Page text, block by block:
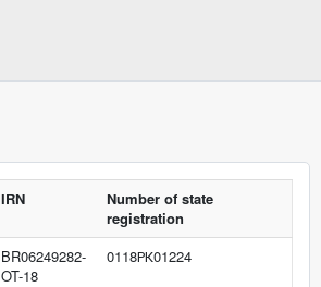
IRN
Number of state
registration
BR06249282-
OT-18
0118РК01224